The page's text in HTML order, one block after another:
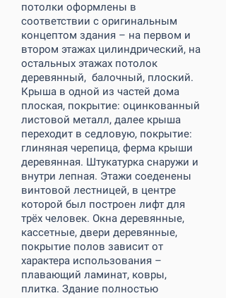
потолки оформлены в
соответствии с оригинальным
концептом здания – на первом и
втором этажах цилиндрический, на
остальных этажах потолок
деревянный, балочный, плоский.
Крыша в одной из частей дома
плоская, покрытие: оцинкованный
листовой металл, далее крыша
переходит в седловую, покрытие:
глиняная черепица, ферма крыши
деревянная. Штукатурка снаружи и
внутри лепная. Этажи соеденены
винтовой лестницей, в центре
которой был построен лифт для
трёх человек. Окна деревянные,
кассетные, двери деревянные,
покрытие полов зависит от
характера использования –
плавающий ламинат, ковры,
плитка. Здание полностью